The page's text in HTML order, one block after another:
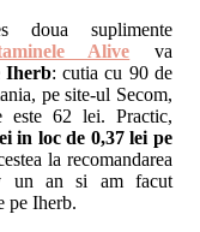
suplimente
Alive va
Iherb: cutia cu 90 de
pe site-ul Secom,
este 62 lei. Practic,
in loc de 0,37 lei pe
la recomandarea
un an si am facut
pe Iherb.